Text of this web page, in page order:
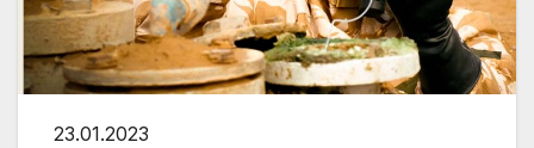
23.01.2023